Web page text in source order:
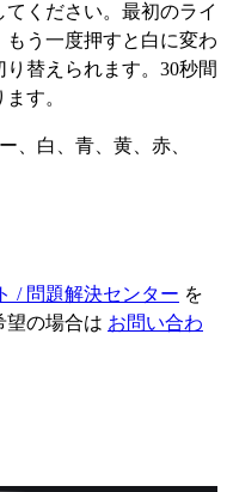
ください。最初のライ
う一度押すと白に変わ
替えられます。30秒間
す。
、白、青、黄、赤、
/ 問題解決センター を
望の場合は お問い合わ